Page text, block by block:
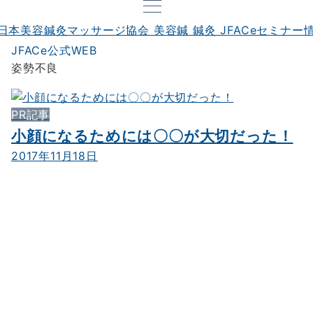
JFACe公式WEB
姿勢不良
PR記事
小顔になるためには〇〇が大切だった！
2017年11月18日